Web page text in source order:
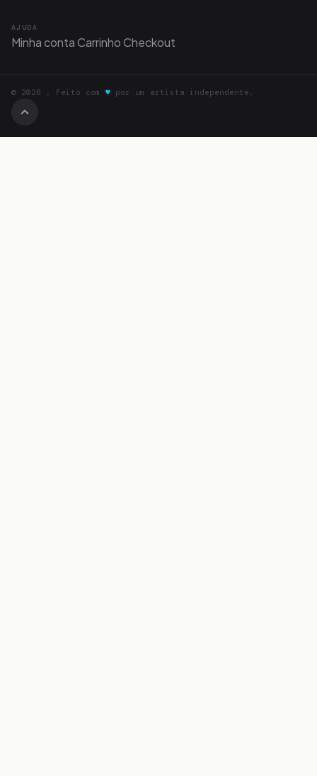
AJUDA
Minha contaCarrinhoCheckout
© 2026 . Feito com ♥ por um artista independente.